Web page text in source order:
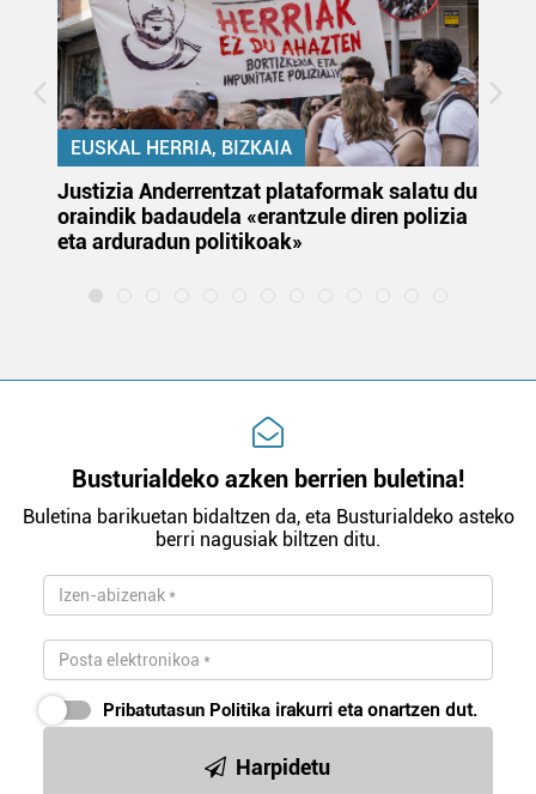
EUSKAL HERRIA, BIZKAIA
Justizia Anderrentzat plataformak salatu du
oraindik badaudela «erantzule diren polizia
eta arduradun politikoak»
Busturialdeko azken berrien buletina!
Buletina barikuetan bidaltzen da, eta Busturialdeko asteko
berri nagusiak biltzen ditu.
Pribatutasun Politika irakurri eta onartzen dut.
Harpidetu